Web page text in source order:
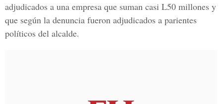
adjudicados a una empresa que suman casi L50 millones y
que según la denuncia fueron adjudicados a parientes
políticos del alcalde.